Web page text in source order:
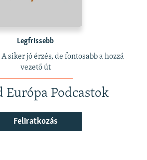
Legfrissebb
siker jó érzés, de fontosabb a hozzá
vezető út
Európa Podcastok
Feliratkozás